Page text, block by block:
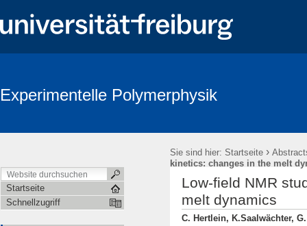
Experimentelle Polymerphysik
Sie sind hier: Startseite ›
kinetics: changes in the melt
Startseite
Schnellzugriff
Low-field NMR
melt dynamics
C. Hertlein, K.Saalwächter,